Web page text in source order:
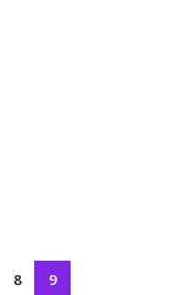
8 9